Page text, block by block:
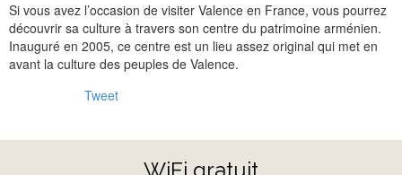
Si vous avez l’occasion de visiter Valence en France, vous pourrez
découvrir sa culture à travers son centre du patrimoine arménien.
Inauguré en 2005, ce centre est un lieu assez original qui met en
avant la culture des peuples de Valence.
Tweet